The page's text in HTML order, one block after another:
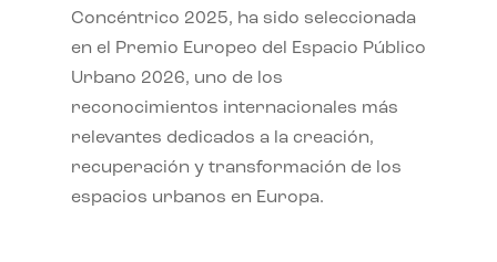
Concéntrico 2025, ha sido seleccionada
en el Premio Europeo del Espacio Público
Urbano 2026, uno de los
reconocimientos internacionales más
relevantes dedicados a la creación,
recuperación y transformación de los
espacios urbanos en Europa.